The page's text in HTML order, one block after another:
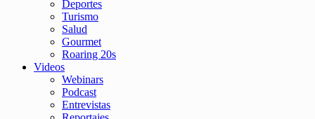
Deportes
Turismo
Salud
Gourmet
Roaring 20s
Videos
Webinars
Podcast
Entrevistas